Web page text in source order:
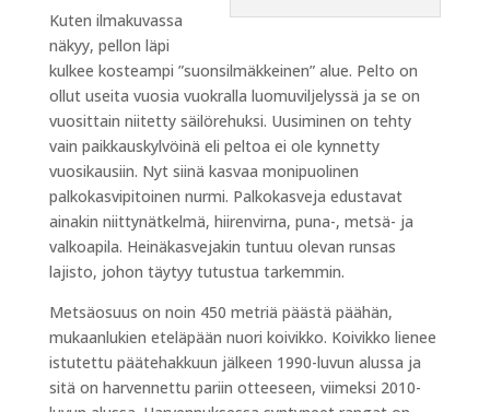
Kuten ilmakuvassa
näkyy, pellon läpi
kulkee kosteampi ”suonsilmäkkeinen” alue. Pelto on
ollut useita vuosia vuokralla luomuviljelyssä ja se on
vuosittain niitetty säilörehuksi. Uusiminen on tehty
vain paikkauskylvöinä eli peltoa ei ole kynnetty
vuosikausiin. Nyt siinä kasvaa monipuolinen
palkokasvipitoinen nurmi. Palkokasveja edustavat
ainakin niittynätkelmä, hiirenvirna, puna-, metsä- ja
valkoapila. Heinäkasvejakin tuntuu olevan runsas
lajisto, johon täytyy tutustua tarkemmin.
Metsäosuus on noin 450 metriä päästä päähän,
mukaanlukien eteläpään nuori koivikko. Koivikko lienee
istutettu päätehakkuun jälkeen 1990-luvun alussa ja
sitä on harvennettu pariin otteeseen, viimeksi 2010-